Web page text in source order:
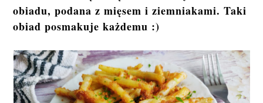
obiadu, podana z mięsem i ziemniakami. Taki
obiad posmakuje każdemu :)